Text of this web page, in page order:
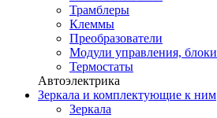
Трамблеры
Клеммы
Преобразователи
Модули управления, блоки
Термостаты
Автоэлектрика
Зеркала и комплектующие к ним
Зеркала